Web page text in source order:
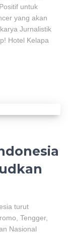
untuk
yang akan
Jurnalistik
Hotel Kelapa
turut
Tengger,
Nasional